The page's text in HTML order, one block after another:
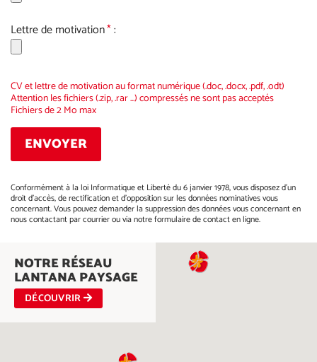
Lettre de motivation*:
CV et lettre de motivation au format numérique (.doc, .docx, .pdf, .odt)
Attention les fichiers (.zip, .rar ...) compressés ne sont pas acceptés
Fichiers de 2 Mo max
Conformément à la loi Informatique et Liberté du 6 janvier 1978, vous disposez d'un
droit d'accès, de rectification et d'opposition sur les données nominatives vous
concernant. Vous pouvez demander la suppression des données vous concernant en
nous contactant par courrier ou via notre formulaire de contact en ligne.
NOTRE RÉSEAU
LANTANA PAYSAGE
DÉCOUVRIR